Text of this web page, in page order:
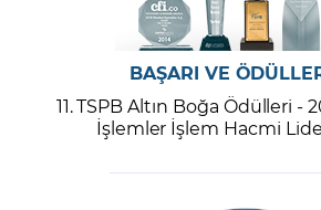
BAŞARI VE
11. TSPB Altın Boğa Ödülleri -
İşlemler İşlem Hacmi